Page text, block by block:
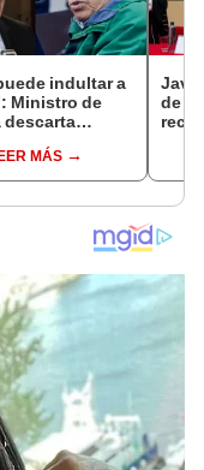
indultar a
Ministro de
MÁS
de